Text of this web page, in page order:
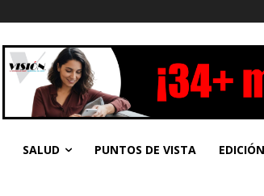
SALUD PUNTOS DE VISTA